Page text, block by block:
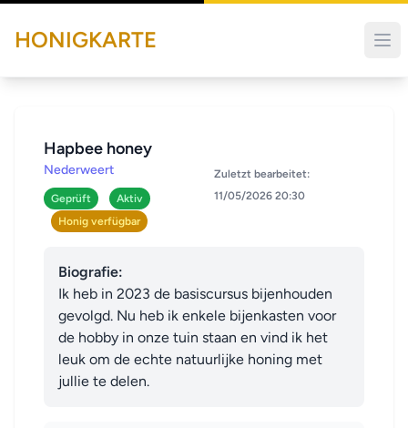
HONIGKARTE
Hapbee honey
Nederweert
Geprüft
Aktiv
Honig verfügbar
Zuletzt bearbeitet:
11/05/2026 20:30
Biografie:
Ik heb in 2023 de basiscursus bijenhouden
gevolgd. Nu heb ik enkele bijenkasten voor
de hobby in onze tuin staan en vind ik het
leuk om de echte natuurlijke honing met
jullie te delen.